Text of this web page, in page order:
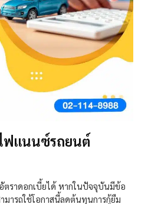
ฟแนนซ์รถยนต์
ราดอกเบี้ยได้ หากในปัจจุบันมีข้อ
ารถใช้โอกาสนี้ลดต้นทุนการกู้ยืม